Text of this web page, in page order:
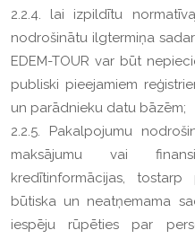
2.2.4. lai izpildītu
nodrošinātu ilgtermiņa
EDEM-TOUR var būt
publiski pieejamiem
un parādnieku datu bāzēm;
2.2.5. Pakalpojumu
maksājumu vai
kredītinformācijas,
būtiska un neatņemama
iespēju rūpēties par